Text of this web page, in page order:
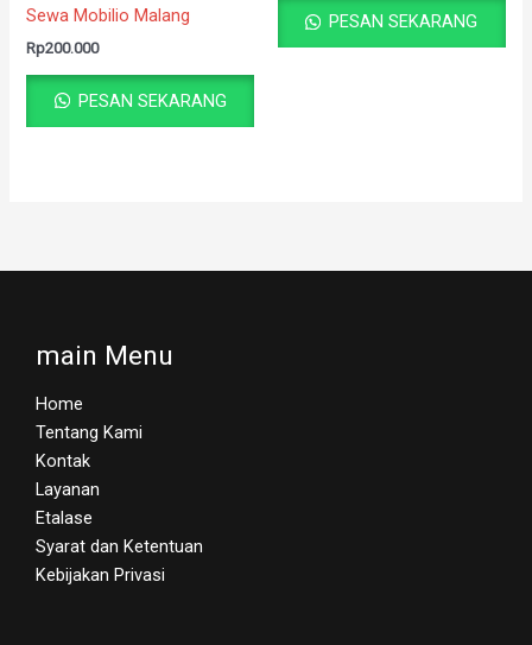
Sewa Mobilio Malang
Rp200.000
PESAN SEKARANG
PESAN SEKARANG
main Menu
Home
Tentang Kami
Kontak
Layanan
Etalase
Syarat dan Ketentuan
Kebijakan Privasi